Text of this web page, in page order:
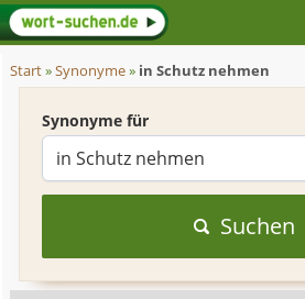
Start»Synonyme» in Schutz nehmen
Synonyme für
Suchen